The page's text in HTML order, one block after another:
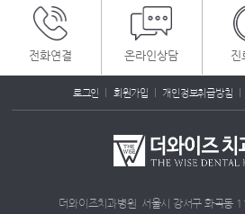
전화연결 온라인상담 진
로그인 | 회원가입 | 개인정보취급방침 |
더와이즈치과병원 서울시 강서구 화곡동